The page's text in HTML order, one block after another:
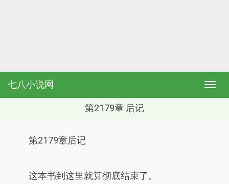
七八小说网
第2179章 后记
第2179章后记
这本书到这里就算彻底结束了。